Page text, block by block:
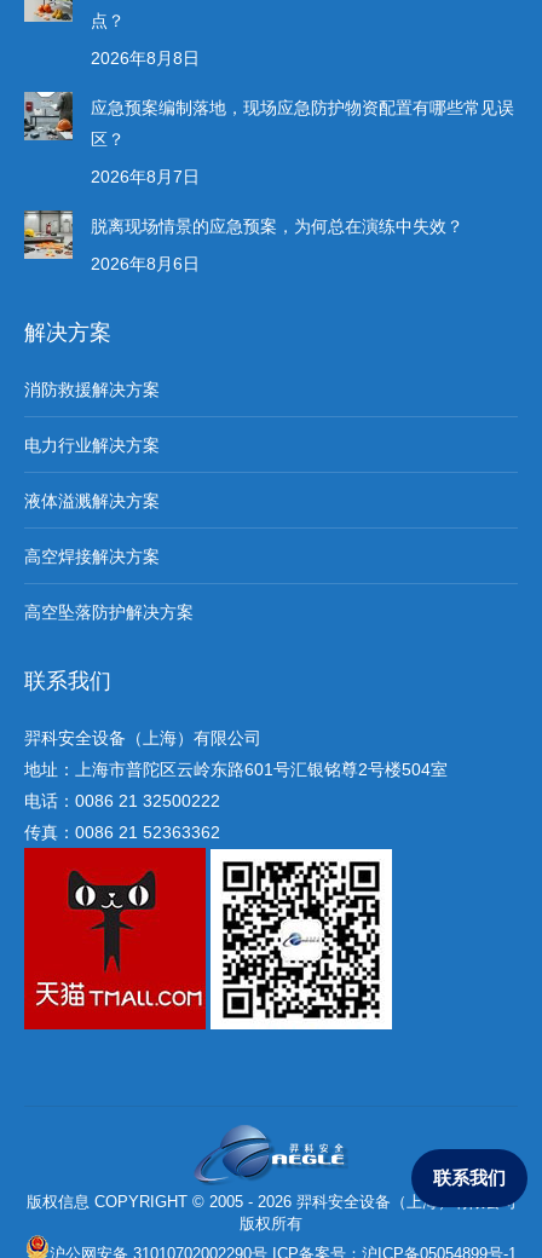
点？
2026年8月8日
应急预案编制落地，现场应急防护物资配置有哪些常见误
区？
2026年8月7日
脱离现场情景的应急预案，为何总在演练中失效？
2026年8月6日
解决方案
消防救援解决方案
电力行业解决方案
液体溢溅解决方案
高空焊接解决方案
高空坠落防护解决方案
联系我们
羿科安全设备（上海）有限公司
地址：上海市普陀区云岭东路601号汇银铭尊2号楼504室
电话：0086 21 32500222
传真：0086 21 52363362
版权信息 COPYRIGHT © 2005 - 2026 羿科安全设备（上海）有限公司
版权所有
沪公网安备 31010702002290号 ICP备案号： 沪ICP备05054899号-1
联系我们